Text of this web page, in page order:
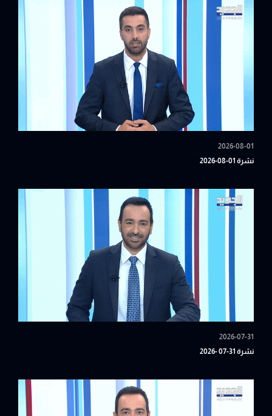
2026-08-01
نشرة 01-08-2026
2026-07-31
نشرة 31-07 -2026